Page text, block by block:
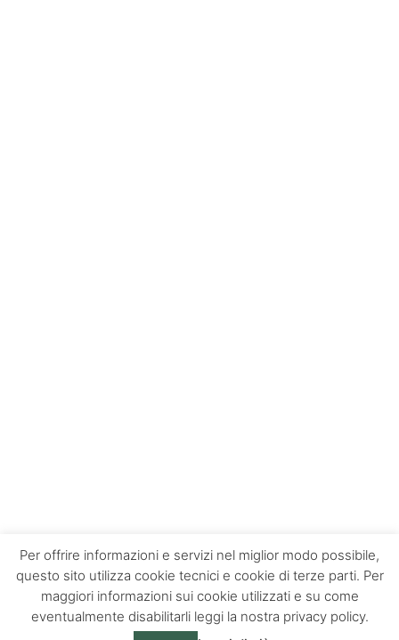
Contatti Chi siamo Privacy policy
Per offrire informazioni e servizi nel miglior modo possibile,
questo sito utilizza cookie tecnici e cookie di terze parti. Per
maggiori informazioni sui cookie utilizzati e su come
eventualmente disabilitarli leggi la nostra privacy policy.